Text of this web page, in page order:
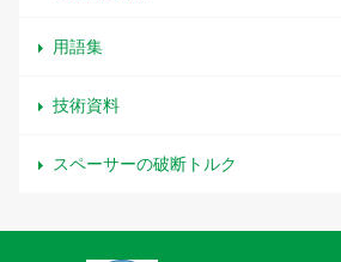
用語集
技術資料
スペーサーの破断トルク